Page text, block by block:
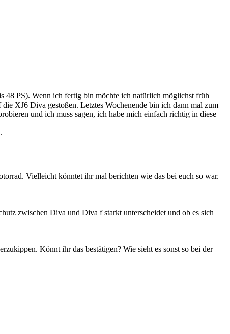
48 PS). Wenn ich fertig bin möchte ich natürlich möglichst früh
XJ6 Diva gestoßen. Letztes Wochenende bin ich dann mal zum
und ich muss sagen, ich habe mich einfach richtig in diese
Vielleicht könntet ihr mal berichten wie das bei euch so war.
zwischen Diva und Diva f starkt unterscheidet und ob es sich
Könnt ihr das bestätigen? Wie sieht es sonst so bei der